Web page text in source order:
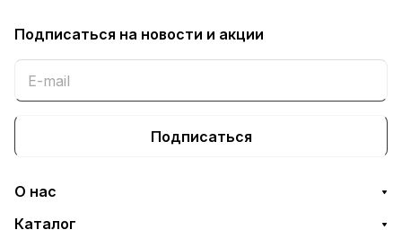
Подписаться на новости и акции
Подписаться
О нас
Каталог